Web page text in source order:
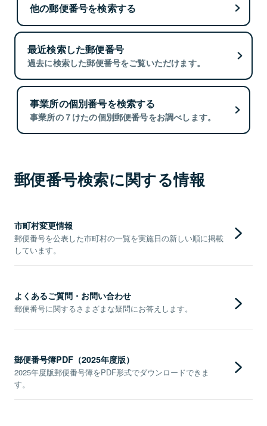
他の郵便番号を検索する
最近検索した郵便番号
過去に検索した郵便番号をご覧いただけます。
事業所の個別番号を検索する
事業所の７けたの個別郵便番号をお調べします。
郵便番号検索に関する情報
市町村変更情報
郵便番号を公表した市町村の一覧を実施日の新しい順に掲載
しています。
よくあるご質問・お問い合わせ
郵便番号に関するさまざまな疑問にお答えします。
郵便番号簿PDF（2025年度版）
2025年度版郵便番号簿をPDF形式でダウンロードできま
す。